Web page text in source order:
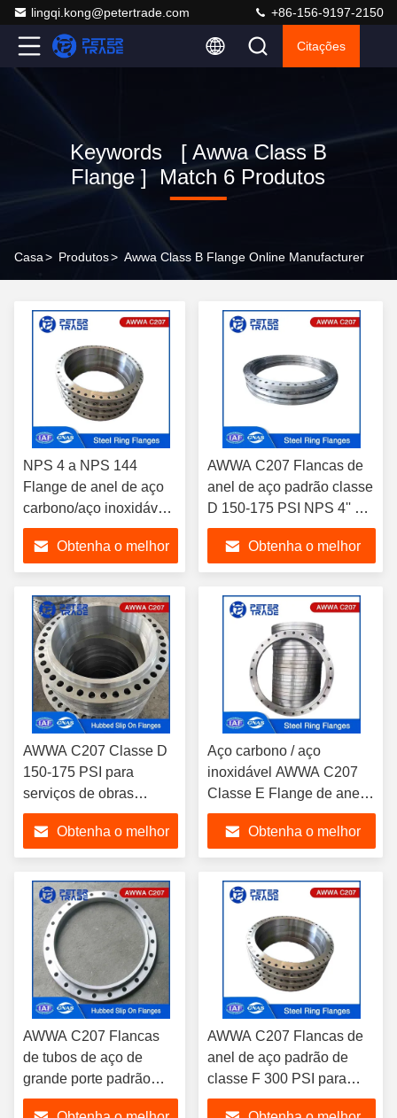
lingqi.kong@petertrade.com +86-156-9197-2150
Citações
Keywords [ Awwa Class B
Flange ] Match 6 Produtos
Casa> Produtos> Awwa Class B Flange Online Manufacturer
NPS 4 a NPS 144
Flange de anel de aço
carbono/aço inoxidável
AWWA C207 Classe B
86 PSI para tratamento
de águas residuais
Obtenha o melhor
AWWA C207 Flancas de
anel de aço padrão classe
D 150-175 PSI NPS 4'' a
NPS 144' para tratamento
de águas residuais
Obtenha o melhor
AWWA C207 Classe D
150-175 PSI para
serviços de obras
hídricas
Obtenha o melhor
Aço carbono / aço
inoxidável AWWA C207
Classe E Flange de anel
de aço 275PSI 100MM a
3600MM para serviços de
obras de abastecimento
de água
Obtenha o melhor
AWWA C207 Flancas
de tubos de aço de
grande porte padrão
Classe E 275 PSI
AWWA C207 Flancas de
anel de aço padrão de
classe F 300 PSI para
serviços de água